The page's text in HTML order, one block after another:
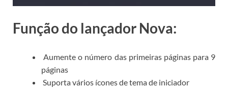
Função do lançador Nova:
Aumente o número das primeiras páginas para 9
páginas
Suporta vários ícones de tema de iniciador